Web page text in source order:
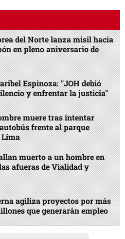
del Norte lanza misil hacia
en pleno aniversario de
Espinoza: "JOH debió
y enfrentar la justicia"
muere tras intentar
frente al parque
Lima
muerto a un hombre en
afueras de Vialidad y
agiliza proyectos por más
que generarán empleo